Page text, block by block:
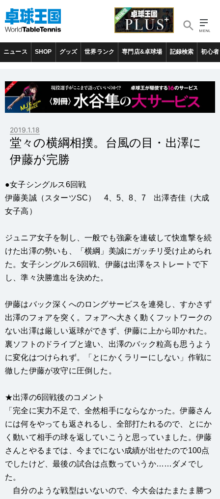
ニュース SHOP グッズ 世界ランク 専門店&卓球場 記録検索 初心者
2019.1.18
堂々の横綱相撲。台風の目・出澤に
伊藤が完勝
●女子シングルス6回戦
伊藤美誠（スターツSC） 4、5、8、7 出澤杏佳（大成
女子高）
ジュニア女子を制し、一般でも強豪を連破して快進撃を続
けた出澤の勢いも、「横綱」美誠にガッチリ受け止められ
た。女子シングルス6回戦、伊藤は出澤をストレートで下
し、準々決勝進出を決めた。
伊藤はバック深くへのロングサービスを連発し、すかさず
出澤のフォアを突く。フォアへ大きく動くフットワークの
ない出澤は厳しい返球ができず、伊藤に上から叩かれた。
裏ソフトのドライブと違い、出澤のバック粒高も思うよう
に変化はつけられず。「とにかくラリーにしない」作戦に
徹した伊藤が攻守に圧倒した。
★出澤の6回戦後のコメント
「完全に実力不足で、全然相手にならなかった。伊藤さん
には何をやっても返されるし、全部打たれるので、とにか
く動いて相手の球を返していこうと思っていました。伊藤
さんとやるまでは、今までにない成績が出せたので100点
でしたけど、最後の試合は点数っていうか……ダメでし
た。
自分のような戦型はいないので、今大会はたまたま勝つ